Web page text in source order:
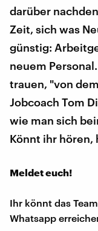
darüber
Zeit, sich was
günstig:
neuem
trauen, "von
Jobcoach Tom
wie man sich
Könnt ihr hören,
Meldet euch!
Ihr könnt das
Whatsapp